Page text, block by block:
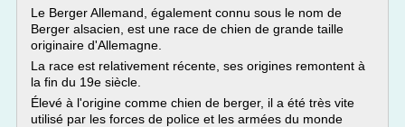
Le Berger Allemand, également connu sous le nom de
Berger alsacien, est une race de chien de grande taille
originaire d'Allemagne.
La race est relativement récente, ses origines remontent à
la fin du 19e siècle.
Élevé à l'origine comme chien de berger, il a été très vite
utilisé par les forces de police et les armées du monde